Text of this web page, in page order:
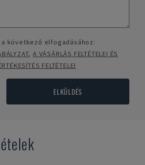
következő elfogadásához:
,A VÁSÁRLÁS FELTÉTELEI ÉS
FELTÉTELEI
ELKÜLDÉS